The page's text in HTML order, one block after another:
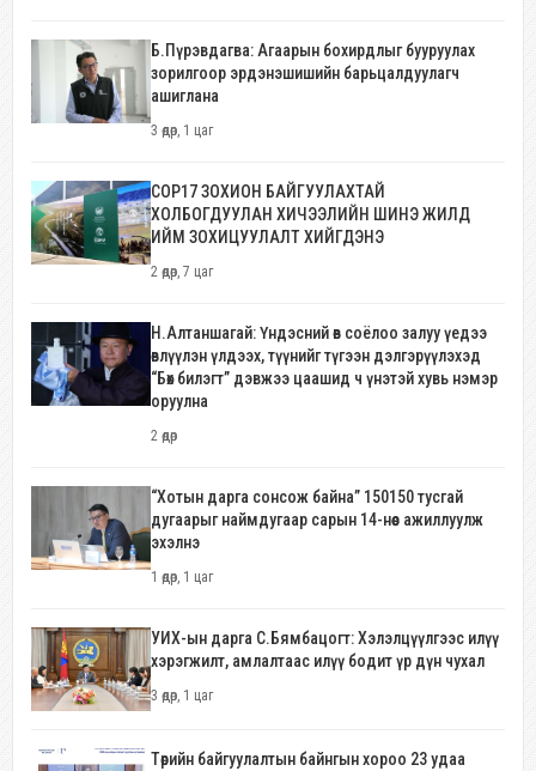
Б.Пүрэвдагва: Агаарын бохирдлыг бууруулах
зорилгоор эрдэнэшишийн барьцалдуулагч
ашиглана
3 өдөр, 1 цаг
COP17 ЗОХИОН БАЙГУУЛАХТАЙ
ХОЛБОГДУУЛАН ХИЧЭЭЛИЙН ШИНЭ ЖИЛД
ИЙМ ЗОХИЦУУЛАЛТ ХИЙГДЭНЭ
2 өдөр, 7 цаг
Н.Алтаншагай: Үндэсний өв соёлоо залуу үедээ
өвлүүлэн үлдээх, түүнийг түгээн дэлгэрүүлэхэд
“Бөх билэгт” дэвжээ цаашид ч үнэтэй хувь нэмэр
оруулна
2 өдөр
“Хотын дарга сонсож байна” 150150 тусгай
дугаарыг наймдугаар сарын 14-нөөс ажиллуулж
эхэлнэ
1 өдөр, 1 цаг
УИХ-ын дарга С.Бямбацогт: Хэлэлцүүлгээс илүү
хэрэгжилт, амлалтаас илүү бодит үр дүн чухал
3 өдөр, 1 цаг
Төрийн байгуулалтын байнгын хороо 23 удаа